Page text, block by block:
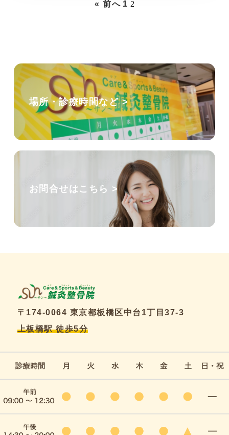
« 前へ 1 2
場所・診療時間など >
お問合せはこちら >
〒174-0064 東京都板橋区中台1丁目37-3
上板橋駅 徒歩5分